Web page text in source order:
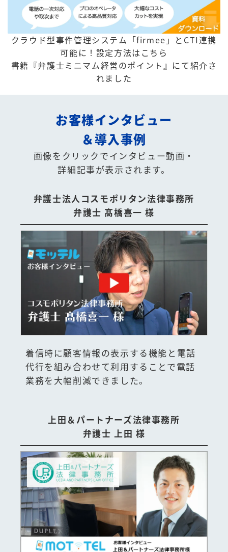
クラウド型事件管理システム「firmee」とCTI連携
可能に！ 設定方法はこちら
書籍『弁護士ミニマム経営のポイント』にて紹介さ
れました
お客様インタビュー
＆導入事例
画像をクリックでインタビュー動画・
詳細記事が表示されます。
弁護士法人コスモポリタン法律事務所
弁護士 髙橋喜一 様
着信時に顧客情報の表示する機能と電話
代行を組み合わせて利用することで電話
業務を大幅削減できました。
上田＆パートナーズ法律事務所
弁護士 上田 様